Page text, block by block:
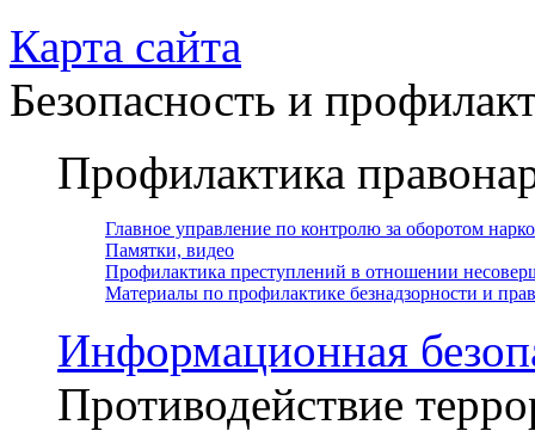
Карта сайта
Безопасность и
Профилактика
Главное управление по контролю за оборотом
Памятки, видео
Профилактика преступлений в отношении
Материалы по профилактике безнадзорности и
Информационная
Противодействие